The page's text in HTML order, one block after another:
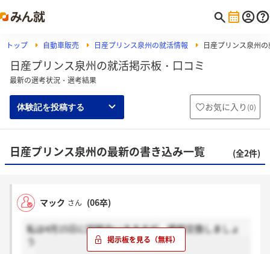
トップ 自動車販売 日産プリンス泉州の就活情報 日産プリンス泉州
日産プリンス泉州の就活掲示板・口コミ
最新の選考状況・選考結果
体験記を投稿する お気に入り (0)
日産プリンス泉州の最新の書き込み一覧 (全2件)
マック さん (06卒)
私は4月15日に説明会いきますが、情報交換しましょ
う